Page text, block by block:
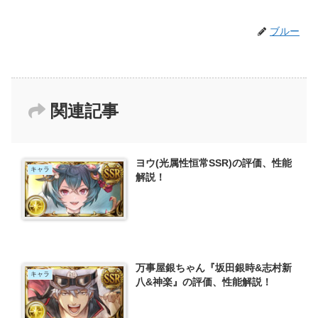
ブルー
関連記事
キャラ
ヨウ(光属性恒常SSR)の評価、性能
解説！
キャラ
万事屋銀ちゃん『坂田銀時&志村新
八&神楽』の評価、性能解説！